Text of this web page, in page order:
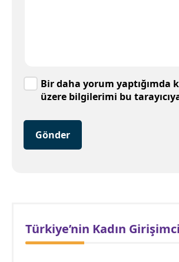
Bir daha yorum yaptığımda
üzere bilgilerimi bu
Gönder
Türkiye’nin Kadın